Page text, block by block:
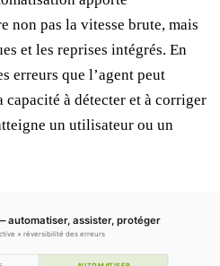
pas la vitesse brute, mais
et les reprises intégrés. En
erreurs que l’agent peut
à détecter et à corriger
un utilisateur ou un